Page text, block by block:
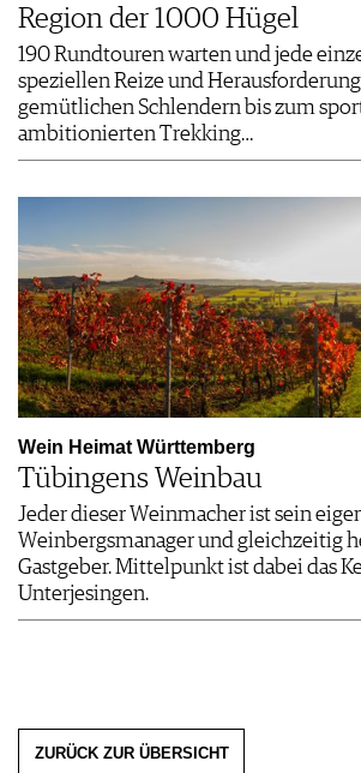
Region der 1000 Hügel
190 Rundtouren warten und jede
speziellen Reize und
gemütlichen Schlendern bis zum
ambitionierten Trekking…
Wein Heimat Württemberg
Tübingens Weinbau
Jeder dieser Weinmacher ist sein
Weinbergsmanager und gleichzeitig
Gastgeber. Mittelpunkt ist dabei das
Unterjesingen.
ZURÜCK ZUR ÜBERSICHT